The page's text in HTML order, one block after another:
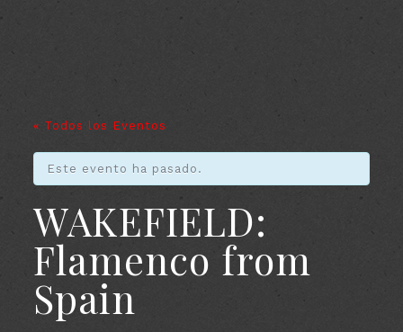
« Todos los Eventos
Este evento ha pasado.
WAKEFIELD:
Flamenco from
Spain